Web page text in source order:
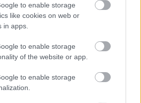
to enable storage
like cookies on web or
in apps.
to enable storage
of the website or app.
to enable storage
alá, ez bevált. Kikaptam,
összesodort cetlit és
. Már amennyire hajlandó volt
az agyonégett ujjammal
az enyémek: